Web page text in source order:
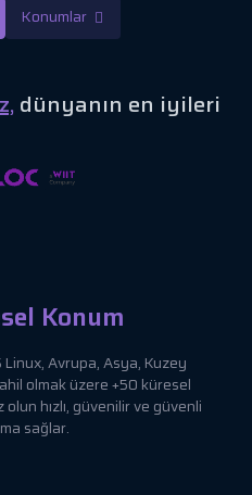
Konumlar
dünyanın en iyileri
Konum
Avrupa, Asya, Kuzey
olmak üzere +50 küresel
hızlı, güvenilir ve güvenli
sağlar.